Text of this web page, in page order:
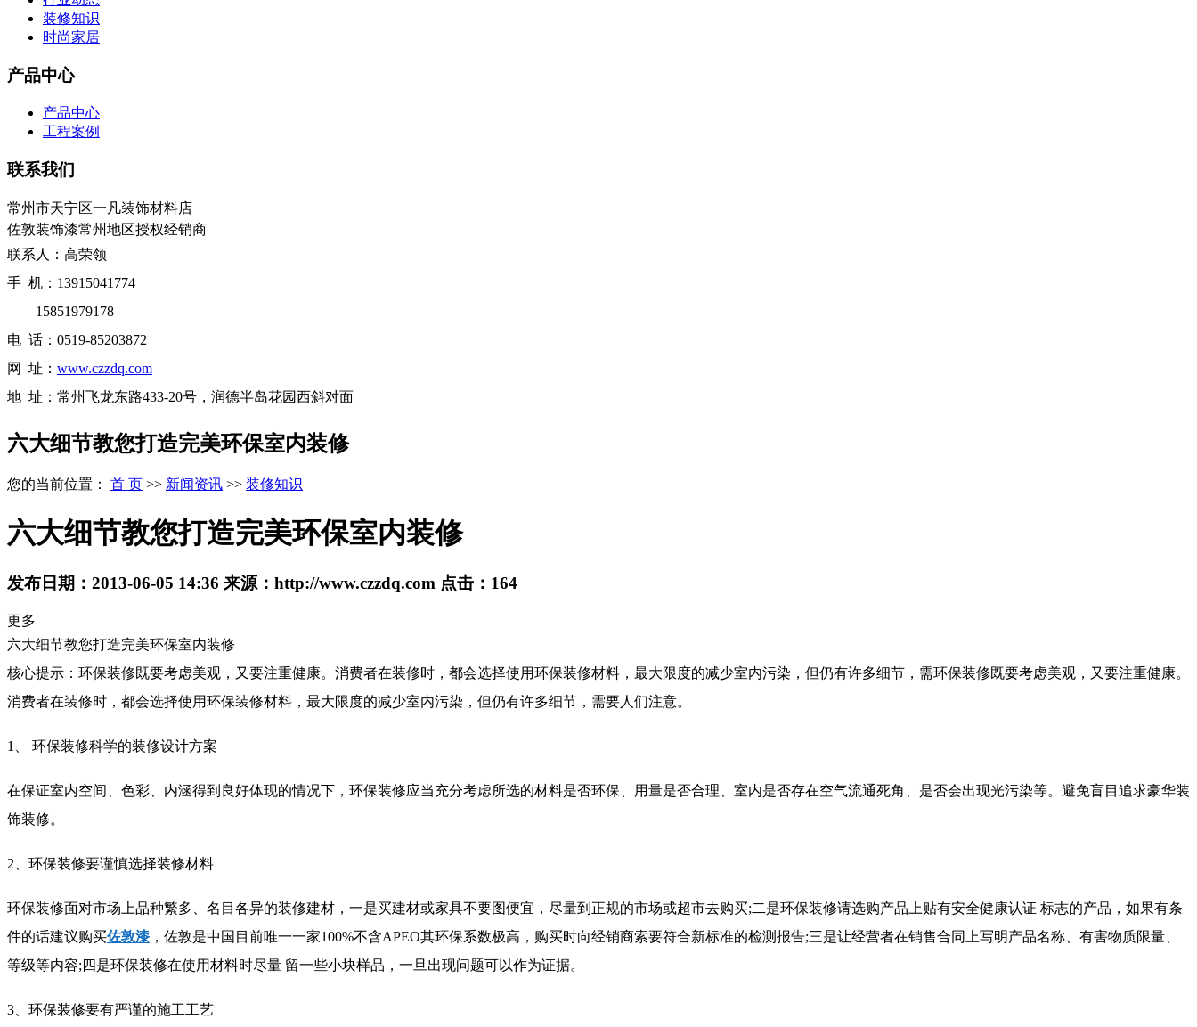
装修知识
时尚家居
产品中心
产品中心
工程案例
联系我们
常州市天宁区一凡装饰材料店
佐敦装饰漆常州地区授权经销商
联系人：高荣领
手 机：13915041774
15851979178
电 话：0519-85203872
网 址： www.czzdq.com
地 址：常州飞龙东路433-20号，润德半岛花园西斜对面
六大细节教您打造完美环保室内装修
您的当前位置： 首 页 >> 新闻资讯 >> 装修知识
六大细节教您打造完美环保室内装修
发布日期： 2013-06-05 14:36 来源： http://www.czzdq.com 点击： 164
更多
六大细节教您打造完美环保室内装修
核心提示：环保装修既要考虑美观，又要注重健康。消费者在装修时，都会选择使用环保装修材料，最大限度的减少室内污染，但仍有许多细节，需环保装修既要考虑美观，又要注重健康。
消费者在装修时，都会选择使用环保装修材料，最大限度的减少室内污染，但仍有许多细节，需要人们注意。
1、 环保装修科学的装修设计方案
在保证室内空间、色彩、内涵得到良好体现的情况下，环保装修应当充分考虑所选的材料是否环保、用量是否合理、室内是否存在空气流通死角、是否会出现光污染等。避免盲目追求豪华装
饰装修。
2、环保装修要谨慎选择装修材料
环保装修面对市场上品种繁多、名目各异的装修建材，一是买建材或家具不要图便宜，尽量到正规的市场或超市去购买;二是环保装修请选购产品上贴有安全健康认证 标志的产品，如果有条
件的话建议购买佐敦漆 ，佐敦是中国目前唯一一家100%不含APEO其环保系数极高，购买时向经销商索要符合新标准的检测报告;三是让经营者在销售合同上写明产品名称、有害物质限量、
等级等内容;四是环保装修在使用材料时尽量 留一些小块样品，一旦出现问题可以作为证据。
3、环保装修要有严谨的施工工艺